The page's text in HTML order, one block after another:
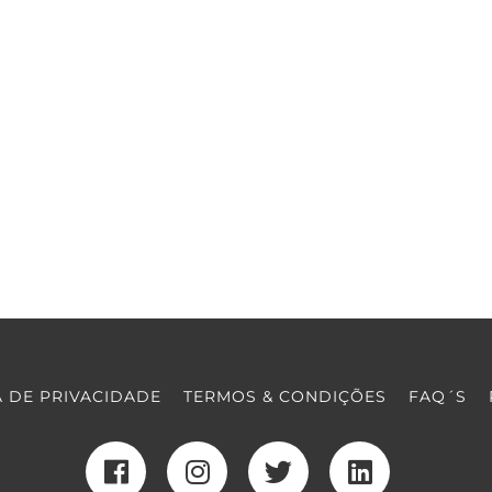
DE PRIVACIDADE TERMOS & CONDIÇÕES FAQ´S